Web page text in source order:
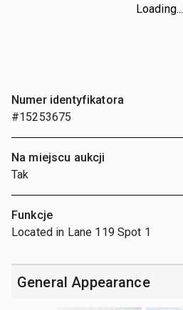
Loading...
Numer identyfikatora
#15253675
Na miejscu aukcji
Tak
Funkcje
Located in Lane 119 Spot 1
General Appearance